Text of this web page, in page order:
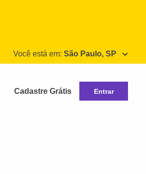
Você está em: São Paulo, SP
Cadastre Grátis Entrar